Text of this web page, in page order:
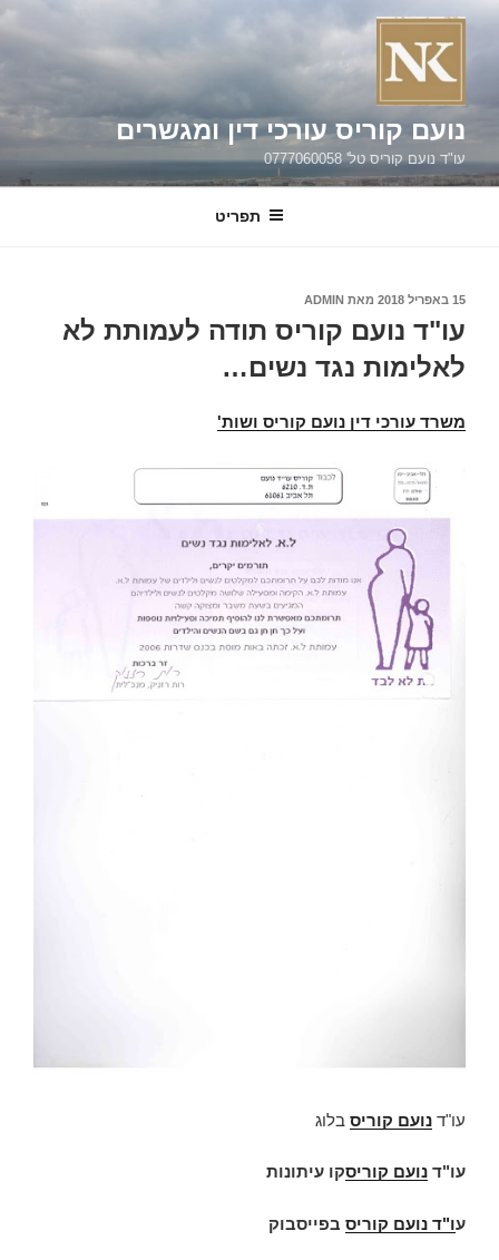
דילוג
נועם קוריס עורכי דין ומגשרים
עו"ד נועם קוריס טל' 0777060058
תפריט
פורסם
15 באפריל 2018 מאת ADMIN
עו"ד נועם קוריס תודה לעמותת לא
לאלימות נגד נשים…
משרד עורכי דין נועם קוריס ושות'
עו"ד נועם קוריס בלוג
עו"ד נועם קוריסקו עיתונות
עו"ד נועם קוריס בפייסבוק